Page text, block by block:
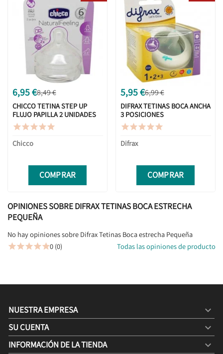
6,95 €8,49 €
CHICCO TETINA STEP UP
FLUJO PAPILLA 2 UNIDADES

Chicco
COMPRAR
5,95 €6,99 €
DIFRAX TETINAS BOCA ANCHA
3 POSICIONES

Difrax
COMPRAR
OPINIONES SOBRE DIFRAX TETINAS BOCA ESTRECHA
PEQUEÑA
No hay opiniones sobre Difrax Tetinas Boca estrecha Pequeña
0 (0) Todas las opiniones de producto
NUESTRA EMPRESA 
SU CUENTA 
INFORMACIÓN DE LA TIENDA keyboard_arrow_down